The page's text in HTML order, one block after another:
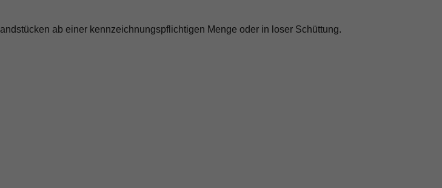
ab einer kennzeichnungspflichtigen Menge oder in loser Schüttung.